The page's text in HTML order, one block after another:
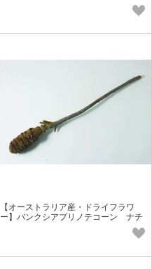
【オーストラリア産・ドライフラワ
ー】バンクシアプリノテコーン ナチ